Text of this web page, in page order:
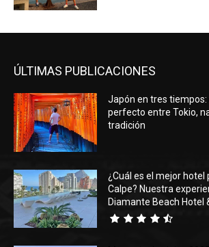
ÚLTIMAS PUBLICACIONES
Japón en tres tiempos:
perfecto entre Tokio,
tradición
¿Cuál es el mejor hotel
Calpe? Nuestra
Diamante Beach Hotel